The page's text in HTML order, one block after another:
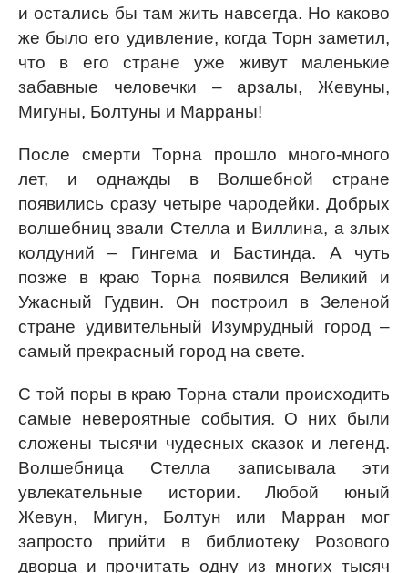
и остались бы там жить навсегда. Но каково
же было его удивление, когда Торн заметил,
что в его стране уже живут маленькие
забавные человечки – арзалы, Жевуны,
Мигуны, Болтуны и Марраны!
После смерти Торна прошло много-много
лет, и однажды в Волшебной стране
появились сразу четыре чародейки. Добрых
волшебниц звали Стелла и Виллина, а злых
колдуний – Гингема и Бастинда. А чуть
позже в краю Торна появился Великий и
Ужасный Гудвин. Он построил в Зеленой
стране удивительный Изумрудный город –
самый прекрасный город на свете.
С той поры в краю Торна стали происходить
самые невероятные события. О них были
сложены тысячи чудесных сказок и легенд.
Волшебница Стелла записывала эти
увлекательные истории. Любой юный
Жевун, Мигун, Болтун или Марран мог
запросто прийти в библиотеку Розового
дворца и прочитать одну из многих тысяч